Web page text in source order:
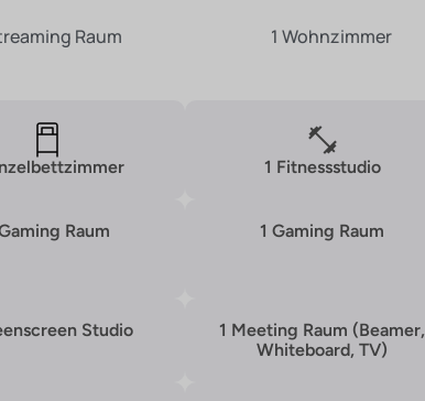
Raum 1 Wohnzimmer
1 Fitnessstudio
Raum 1 Gaming Raum
Studio
1 Meeting Raum (Beamer,
Whiteboard, TV)